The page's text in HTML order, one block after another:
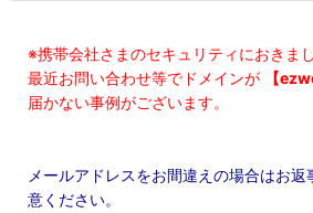
※携帯会社さまのセキュリティにおきまし
最近お問い合わせ等でドメインが
【
届かない事例がございます。
メールアドレスをお間違えの場合はお
意ください。